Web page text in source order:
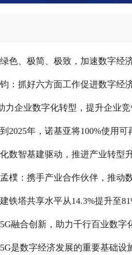
色、极简、极致，加速数字经
：抓好六方面工作促进数字经
力企业数字化转型，提升企业竞
2025年，诺基亚将100%使用可
数智基建驱动，推进产业转型
樸：携手产业合作伙伴，推动
铁塔共享水平从14.3%提升至
融合创新，助力千行百业数字
是数字经济发展的重要基础设